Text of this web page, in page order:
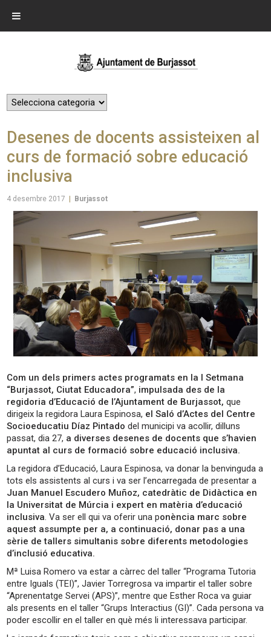
Desenes de docents assisteixen al
curs de formació sobre educació
inclusiva
4 desembre 2017 Burjassot
Com un dels primers actes programats en la I Setmana
“Burjassot, Ciutat Educadora”, impulsada des de la
regidoria d’Educació de l’Ajuntament de Burjassot, que
dirigeix la regidora Laura Espinosa, el Saló d’Actes del Centre
Socioeducatiu Díaz Pintado del municipi va acollir, dilluns
passat, dia 27, a diverses desenes de docents que s’havien
apuntat al curs de formació sobre educació inclusiva.
La regidora d’Educació, Laura Espinosa, va donar la benvinguda a
tots els assistents al curs i va ser l’encarregada de presentar a
Juan Manuel Escudero Muñoz, catedràtic de Didàctica en
la Universitat de Múrcia i expert en matèria d’educació
inclusiva. Va ser ell qui va oferir una ponència marc sobre
aquest assumpte per a, a continuació, donar pas a una
sèrie de tallers simultanis sobre diferents metodologies
d’inclusió educativa.
Mª Luisa Romero va estar a càrrec del taller “Programa Tutoria
entre Iguals (TEI)”, Javier Torregrosa va impartir el taller sobre
“Aprenentatge Servei (APS)”, mentre que Esther Roca va guiar
als presents en el taller “Grups Interactius (GI)”. Cada persona va
poder escollir en el taller en què més li interessava participar.